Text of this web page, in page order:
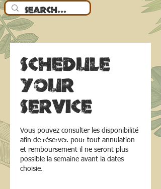
Schedule
your
service
Vous pouvez consulter les disponibilité
afin de réserver. pour tout annulation
et remboursement il ne seront plus
possible la semaine avant la dates
choisie.